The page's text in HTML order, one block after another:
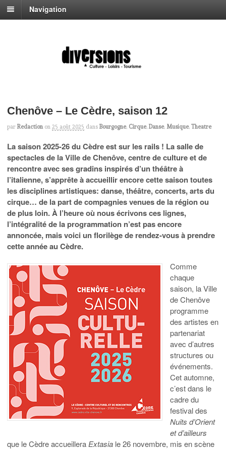
Navigation
Chenôve – Le Cèdre, saison 12
par Redaction on 25 août 2025 dans Bourgogne, Cirque, Danse, Musique, Theatre
La saison 2025-26 du Cèdre est sur les rails ! La salle de
spectacles de la Ville de Chenôve, centre de culture et de
rencontre avec ses gradins inspirés d’un théâtre à
l’italienne, s’apprête à accueillir encore cette saison toutes
les disciplines artistiques: danse, théâtre, concerts, arts du
cirque… de la part de compagnies venues de la région ou
de plus loin. À l’heure où nous écrivons ces lignes,
l’intégralité de la programmation n’est pas encore
annoncée, mais voici un florilège de rendez-vous à prendre
cette année au Cèdre.
Comme
chaque
saison, la Ville
de Chenôve
programme
des artistes en
partenariat
avec d’autres
structures ou
événements.
Cet automne,
c’est dans le
cadre du
festival des
Nuits d’Orient
et d’ailleurs
que le Cèdre accueillera Extasia le 26 novembre, mis en scène